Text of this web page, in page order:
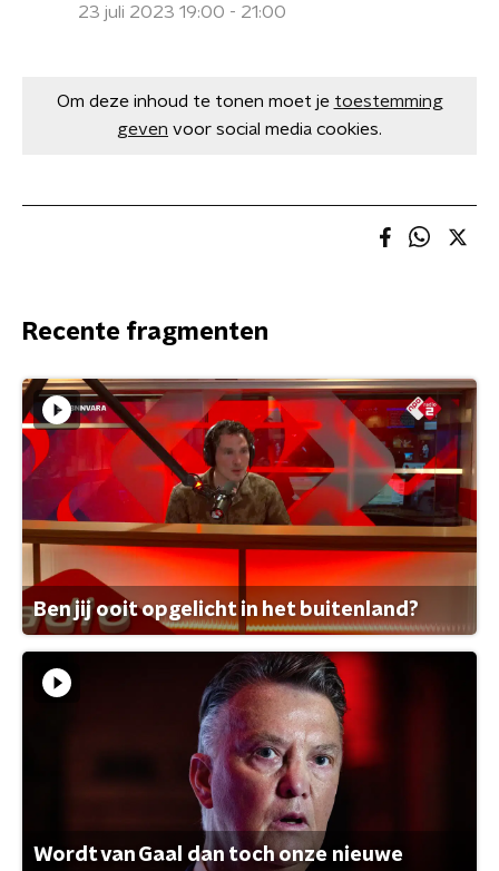
23 juli 2023 19:00 - 21:00
Om deze inhoud te tonen moet je toestemming
geven voor social media cookies.
Recente fragmenten
Ben jij ooit opgelicht in het buitenland?
Wordt van Gaal dan toch onze nieuwe